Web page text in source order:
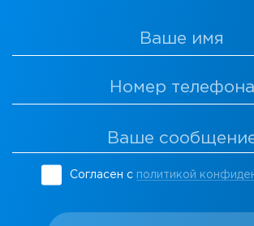
Согласен с политикой